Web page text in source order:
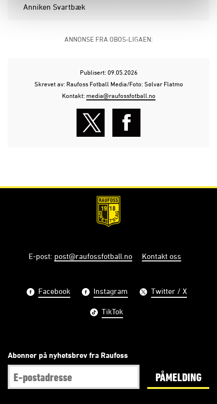
Anniken Svartbæk
ANNONSE FRA OBOS-LIGAEN:
Publisert: 09.05.2026
Skrevet av: Raufoss Fotball Media/Foto: Sølvar Flatmo
Kontakt: media@raufossfotball.no
E-post: post@raufossfotball.no Kontakt oss
Facebook Instagram Twitter / X
TikTok
Abonner på nyhetsbrev fra Raufoss
PÅMELDING